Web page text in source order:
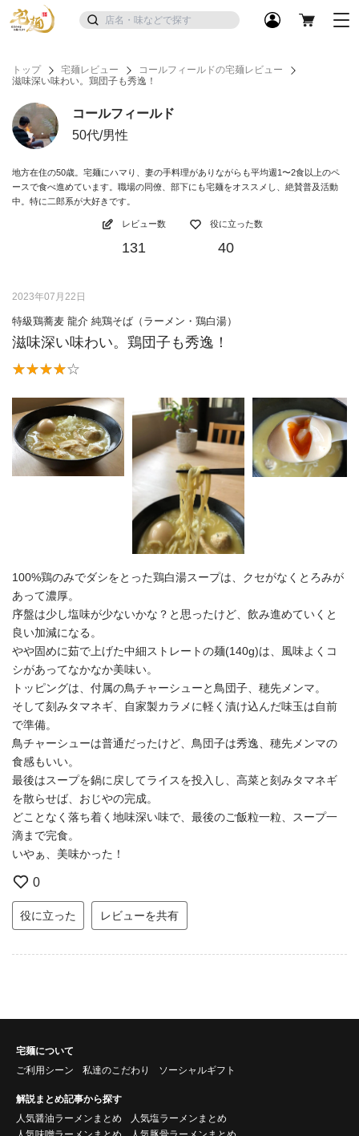
トップ 宅麺レビュー
コールフィールドの宅麺レビュー
滋味深い味わい。鶏団子も秀逸！
コールフィールド
50代/男性
地方在住の50歳。宅麺にハマり、妻の手料理がありながらも平均週1〜2食以上のペ
ースで食べ進めています。職場の同僚、部下にも宅麺をオススメし、絶賛普及活動
中。特に二郎系が大好きです。
レビュー数
131
役に立った数
40
2023年07月22日
特級鶏蕎麦 龍介 純鶏そば（ラーメン・鶏白湯）
滋味深い味わい。鶏団子も秀逸！
100%鶏のみでダシをとった鶏白湯スープは、クセがなくとろみが
あって濃厚。
序盤は少し塩味が少ないかな？と思ったけど、飲み進めていくと
良い加減になる。
やや固めに茹で上げた中細ストレートの麺(140g)は、風味よくコ
シがあってなかなか美味い。
トッピングは、付属の鳥チャーシューと鳥団子、穂先メンマ。
そして刻みタマネギ、自家製カラメに軽く漬け込んだ味玉は自前
で準備。
鳥チャーシューは普通だったけど、鳥団子は秀逸、穂先メンマの
食感もいい。
最後はスープを鍋に戻してライスを投入し、高菜と刻みタマネギ
を散らせば、おじやの完成。
どことなく落ち着く地味深い味で、最後のご飯粒一粒、スープ一
滴まで完食。
いやぁ、美味かった！
0
役に立った レビューを共有
宅麺について
ご利用シーン
私達のこだわり ソーシャルギフト
解説まとめ記事から探す
人気醤油ラーメンまとめ
人気塩ラーメンまとめ